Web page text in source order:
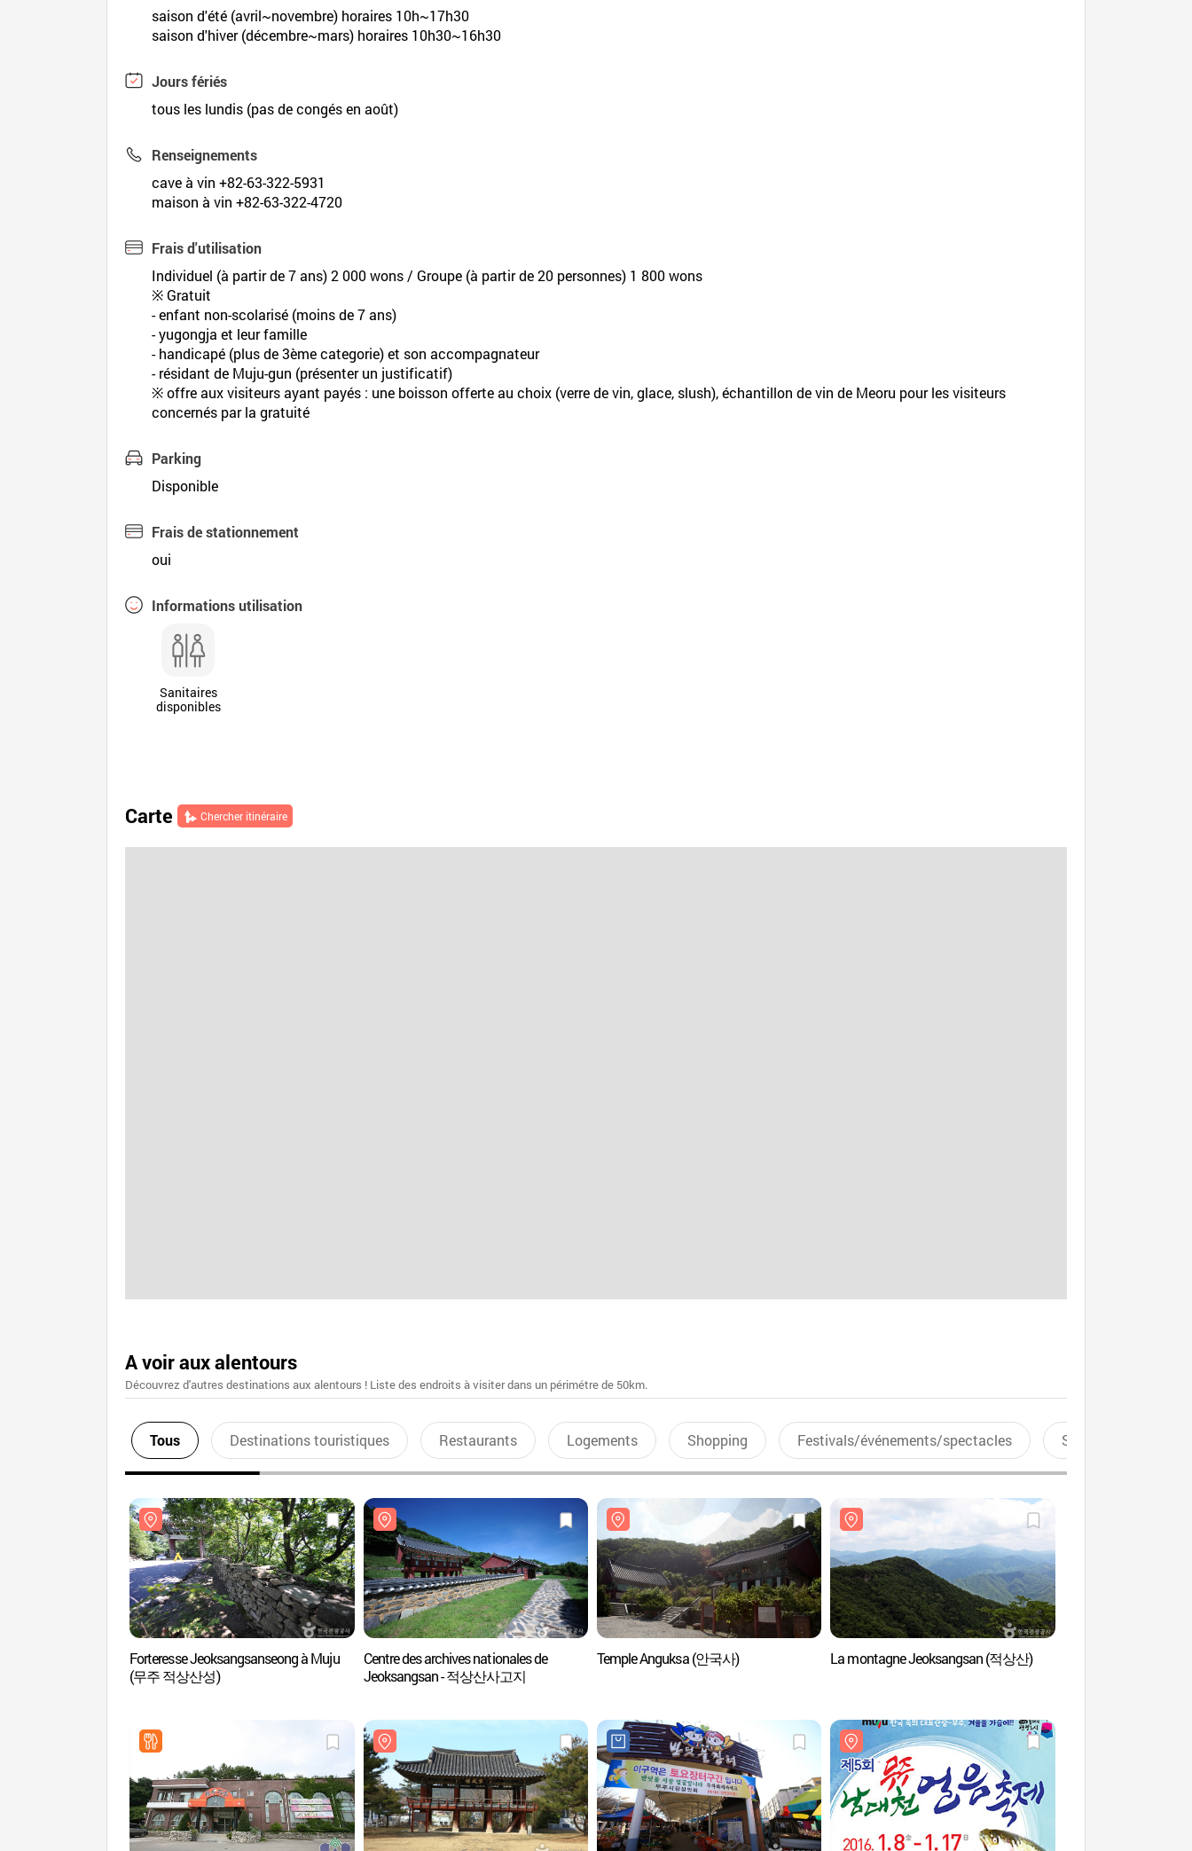
saison d'été (avril~novembre) horaires 10h~17h30
saison d'hiver (décembre~mars) horaires 10h30~16h30
Jours fériés
tous les lundis (pas de congés en août)
Renseignements
cave à vin +82-63-322-5931
maison à vin +82-63-322-4720
Frais d'utilisation
Individuel (à partir de 7 ans) 2 000 wons / Groupe (à partir de 20 personnes) 1 800 wons
※ Gratuit
- enfant non-scolarisé (moins de 7 ans)
- yugongja et leur famille
- handicapé (plus de 3ème categorie) et son accompagnateur
- résidant de Muju-gun (présenter un justificatif)
※ offre aux visiteurs ayant payés : une boisson offerte au choix (verre de vin, glace, slush), échantillon de vin de Meoru pour les visiteurs
concernés par la gratuité
Parking
Disponible
Frais de stationnement
oui
Informations utilisation
Sanitaires
disponibles
Carte Chercher itinéraire
A voir aux alentours
Découvrez d'autres destinations aux alentours ! Liste des endroits à visiter dans un périmétre de 50km.
Tous Destinations touristiques Restaurants Logements Shopping Festivals/événements/spectacles Sports aquatiques
Forteresse Jeoksangsanseong à Muju
(무주 적상산성)
Centre des archives nationales de
Jeoksangsan - 적상산사고지
Temple Anguksa (안국사) La montagne Jeoksangsan (적상산)